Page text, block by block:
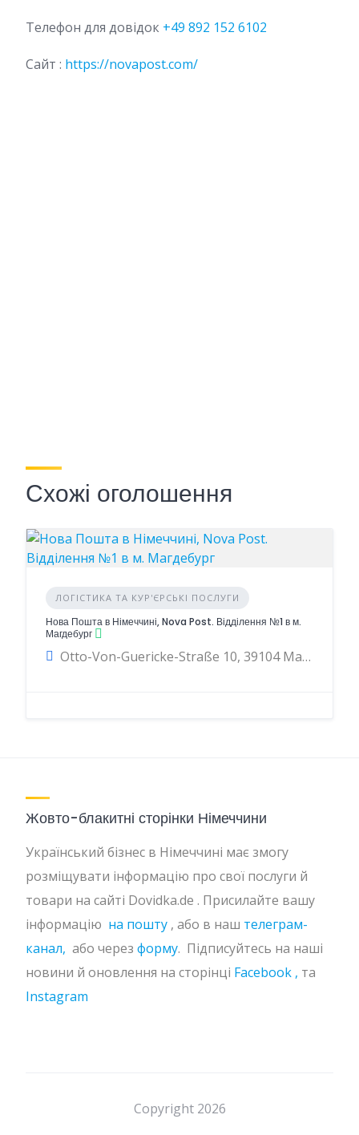
Телефон для довідок +49 892 152 6102
Сайт : https://novapost.com/
Схожі оголошення
ЛОГІСТИКА ТА КУР'ЄРСЬКІ ПОСЛУГИ
Нова Пошта в Німеччині, Nova Post. Відділення №1 в м.
Магдебург
Otto-Von-Guericke-Straße 10, 39104 Магдебург, Німеччина
Жовто-блакитні сторінки Німеччини
Український бізнес в Німеччині має змогу
розміщувати інформацію про свої послуги й
товари на сайті Dovidka.de . Присилайте вашу
інформацію на пошту , або в наш телеграм-
канал, або через форму. Підписуйтесь на наші
новини й оновлення на сторінці Facebook , та
Instagram
Copyright 2026